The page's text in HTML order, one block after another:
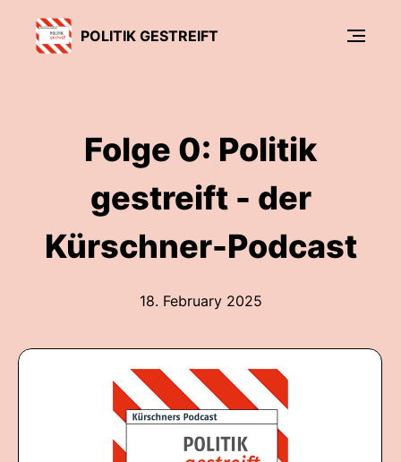
POLITIK GESTREIFT
Folge 0: Politik
gestreift - der
Kürschner-Podcast
18. February 2025